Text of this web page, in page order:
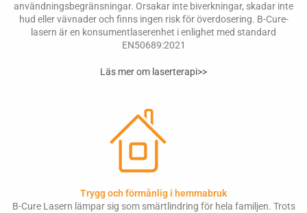
användningsbegränsningar. Orsakar inte biverkningar, skadar inte
hud eller vävnader och finns ingen risk för överdosering. B-Cure-
lasern är en konsumentlaserenhet i enlighet med standard
EN50689:2021
Läs mer om laserterapi>>
Trygg och förmånlig i hemmabruk
B-Cure Lasern lämpar sig som smärtlindring för hela familjen. Trots